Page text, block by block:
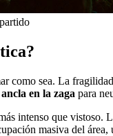
como sea. La
en la zaga para
intenso que
masiva del